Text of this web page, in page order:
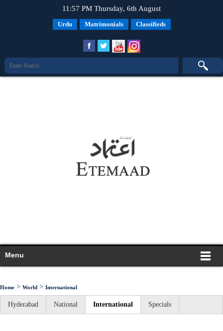
11:57 PM Thursday, 6th August
Urdu Matrimonials Classifieds
Menu
Home > World > International
Hyderabad National International Specials